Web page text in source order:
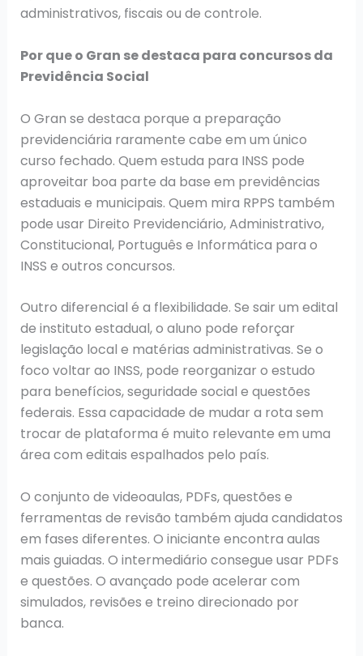
administrativos, fiscais ou de controle.
Por que o Gran se destaca para concursos da
Previdência Social
O Gran se destaca porque a preparação
previdenciária raramente cabe em um único
curso fechado. Quem estuda para INSS pode
aproveitar boa parte da base em previdências
estaduais e municipais. Quem mira RPPS também
pode usar Direito Previdenciário, Administrativo,
Constitucional, Português e Informática para o
INSS e outros concursos.
Outro diferencial é a flexibilidade. Se sair um edital
de instituto estadual, o aluno pode reforçar
legislação local e matérias administrativas. Se o
foco voltar ao INSS, pode reorganizar o estudo
para benefícios, seguridade social e questões
federais. Essa capacidade de mudar a rota sem
trocar de plataforma é muito relevante em uma
área com editais espalhados pelo país.
O conjunto de videoaulas, PDFs, questões e
ferramentas de revisão também ajuda candidatos
em fases diferentes. O iniciante encontra aulas
mais guiadas. O intermediário consegue usar PDFs
e questões. O avançado pode acelerar com
simulados, revisões e treino direcionado por
banca.